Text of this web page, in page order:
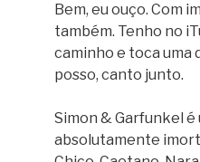
Bem, eu ouço. Com
também. Tenho no
caminho e toca uma
posso, canto junto.
Simon & Garfunkel é
absolutamente